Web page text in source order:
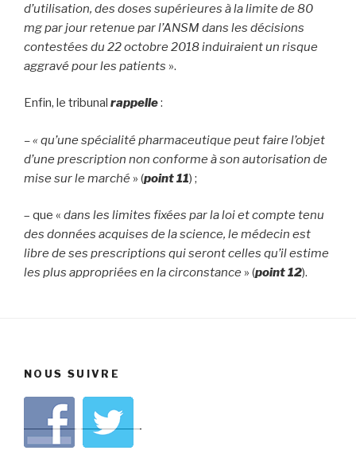
d’utilisation, des doses supérieures à la limite de 80
mg par jour retenue par l’ANSM dans les décisions
contestées du 22 octobre 2018 induiraient un risque
aggravé pour les patients ».
Enfin, le tribunal rappelle:
– « qu’une spécialité pharmaceutique peut faire l’objet
d’une prescription non conforme à son autorisation de
mise sur le marché » (point 11) ;
– que « dans les limites fixées par la loi et compte tenu
des données acquises de la science, le médecin est
libre de ses prescriptions qui seront celles qu’il estime
les plus appropriées en la circonstance » (point 12).
NOUS SUIVRE